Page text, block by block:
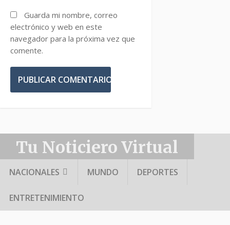
Guarda mi nombre, correo
electrónico y web en este
navegador para la próxima vez que
comente.
Tu Noticiero Virtual
NACIONALES MUNDO DEPORTES
ENTRETENIMIENTO